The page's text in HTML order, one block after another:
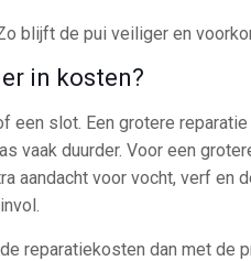
blijft de pui veiliger en
in kosten?
slot. Een grotere
vaak duurder. Voor een
aandacht voor vocht, verf en
reparatiekosten dan met de